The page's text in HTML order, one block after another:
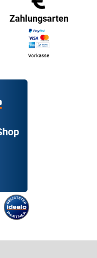
Zahlungsarten